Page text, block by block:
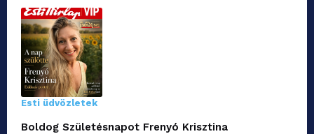
Esti üdvözletek
Boldog Születésnapot Frenyó Krisztina